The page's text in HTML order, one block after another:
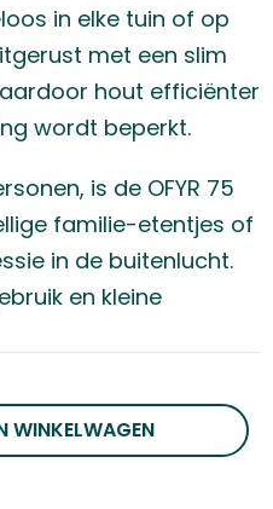
in elke tuin of op
met een slim
hout efficiënter
wordt beperkt.
is de OFYR 75
familie-etentjes of
in de buitenlucht.
en kleine
WINKELWAGEN